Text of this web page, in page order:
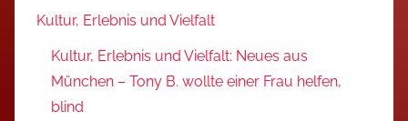
Kultur, Erlebnis und Vielfalt
Kultur, Erlebnis und Vielfalt: Neues aus
München – Tony B. wollte einer Frau helfen,
blind